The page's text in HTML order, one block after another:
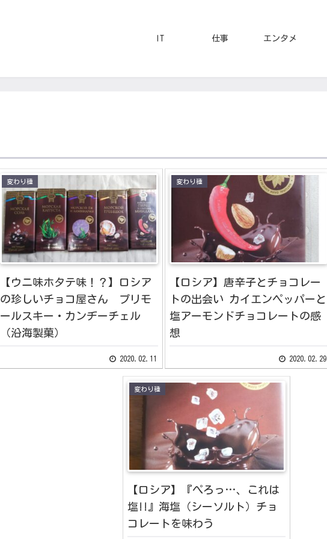
IT 仕事 エンタメ
変わり種
【ウニ味ホタテ味！？】ロシア
の珍しいチョコ屋さん プリモ
ールスキー・カンヂーチェル
（沿海製菓）
2020.02.11
変わり種
【ロシア】唐辛子とチョコレー
トの出会い カイエンペッパーと
塩アーモンドチョコレートの感
想
2020.02.29
変わり種
【ロシア】『ぺろっ…、これは
塩!!』海塩（シーソルト）チョ
コレートを味わう